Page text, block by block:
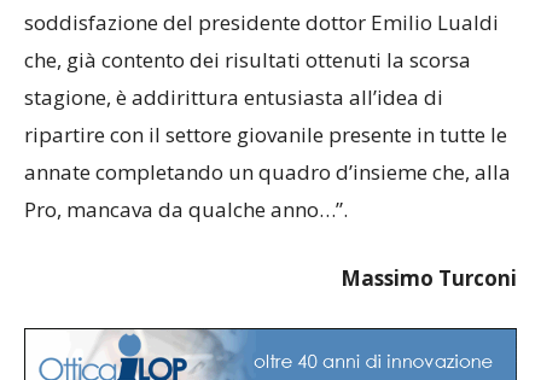
soddisfazione del presidente dottor Emilio Lualdi
che, già contento dei risultati ottenuti la scorsa
stagione, è addirittura entusiasta all’idea di
ripartire con il settore giovanile presente in tutte le
annate completando un quadro d’insieme che, alla
Pro, mancava da qualche anno…”.
Massimo Turconi